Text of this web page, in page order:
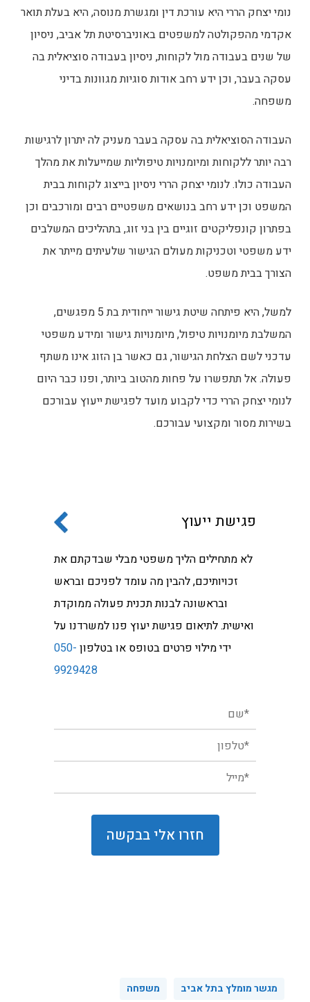
נומי יצחק הררי היא עורכת דין ומגשרת מנוסה, היא בעלת תואר
אקדמי מהפקולטה למשפטים באוניברסיטת תל אביב, ניסיון
של שנים בעבודה מול לקוחות, ניסיון בעבודה סוציאלית בה
עסקה בעבר, וכן ידע רחב אודות סוגיות מגוונות בדיני
משפחה.
העבודה הסוציאלית בה עסקה בעבר מעניק לה יתרון לרגישות
רבה יותר ללקוחות ומיומנויות טיפוליות שמייעלות את מהלך
העבודה כולו. לנומי יצחק הררי ניסיון בייצוג לקוחות בבית
המשפט וכן ידע רחב בנושאים משפטיים רבים ומורכבים וכן
בפתרון קונפליקטים זוגיים בין בני זוג, בתהליכים המשלבים
ידע משפטי וטכניקות מעולם הגישור שלעיתים מייתר את
הצורך בבית משפט.
למשל,
היא פיתחה שיטת גישור ייחודית בת 5 מפגשים,
המשלבת מיומנויות טיפול, מיומנויות גישור ומידע משפטי
עדכני לשם הצלחת הגישור, גם כאשר בן הזוג אינו משתף
פעולה. אל תתפשרו על פחות מהטוב ביותר, ופנו כבר היום
לנומי יצחק הררי כדי לקבוע מועד לפגישת ייעוץ עבורכם
בשירות מסור ומקצועי עבורכם.
פגישת ייעוץ
לא מתחילים הליך משפטי מבלי שבדקתם את
זכויותיכם, להבין מה עומד לפניכם ובראש
ובראשונה לבנות תכנית פעולה ממוקדת
ואישית. לתיאום פגישת יעוץ פנו למשרדנו על
ידי מילוי פרטים בטופס או בטלפון 050-
9929428
מגשר מומלץ בתל אביב משפחה